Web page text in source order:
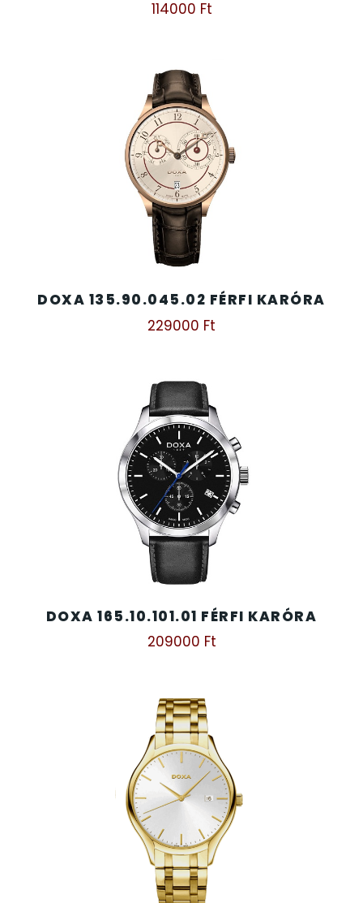
114000 Ft
DOXA 135.90.045.02 FÉRFI KARÓRA
229000 Ft
DOXA 165.10.101.01 FÉRFI KARÓRA
209000 Ft
TIMESTAR HÁLÓZATI ÉBRESZTŐÓRÁK
VOSTOK
ZSOLNAY PORCELÁN